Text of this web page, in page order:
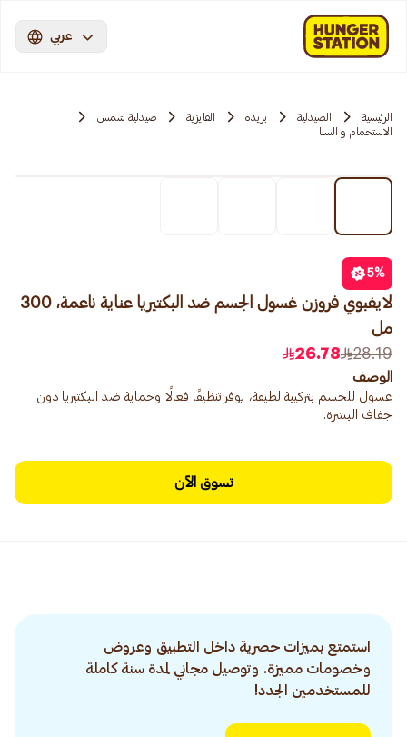
عربي
الرئيسية الصيدلية بريدة الفايزية
صيدلية شمس
الاستحمام و السبا
5%
لايفبوي فروزن غسول الجسم ضد البكتيريا عناية ناعمة، 300
مل
28.19
26.78
الوصف
غسول للجسم بتركيبة لطيفة، يوفر تنظيفًا فعالًا وحماية ضد البكتيريا دون
جفاف البشرة.
تسوق الآن
استمتع بميزات حصرية داخل التطبيق وعروض
وخصومات مميزة. وتوصيل مجاني لمدة سنة كاملة
للمستخدمين الجدد!